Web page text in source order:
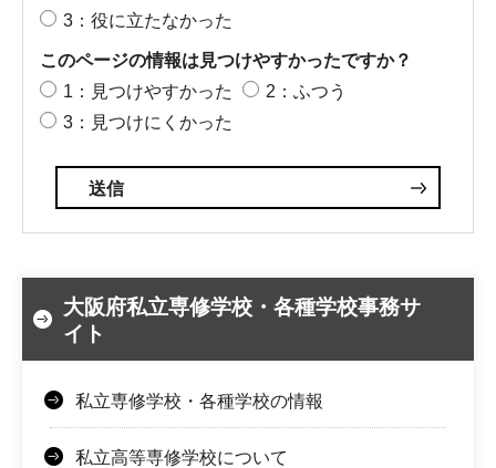
3：役に立たなかった
このページの情報は見つけやすかったですか？
1：見つけやすかった
2：ふつう
3：見つけにくかった
大阪府私立専修学校・各種学校事務サ
イト
私立専修学校・各種学校の情報
私立高等専修学校について